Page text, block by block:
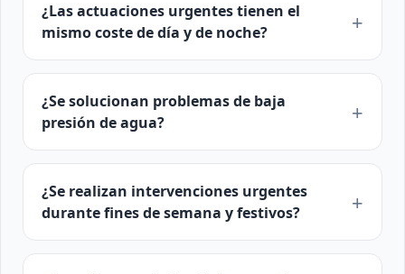
¿Las actuaciones urgentes tienen el
mismo coste de día y de noche?
¿Se solucionan problemas de baja
presión de agua?
¿Se realizan intervenciones urgentes
durante fines de semana y festivos?